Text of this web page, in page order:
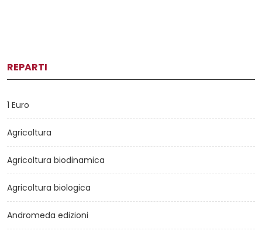
REPARTI
1 Euro
Agricoltura
Agricoltura biodinamica
Agricoltura biologica
Andromeda edizioni